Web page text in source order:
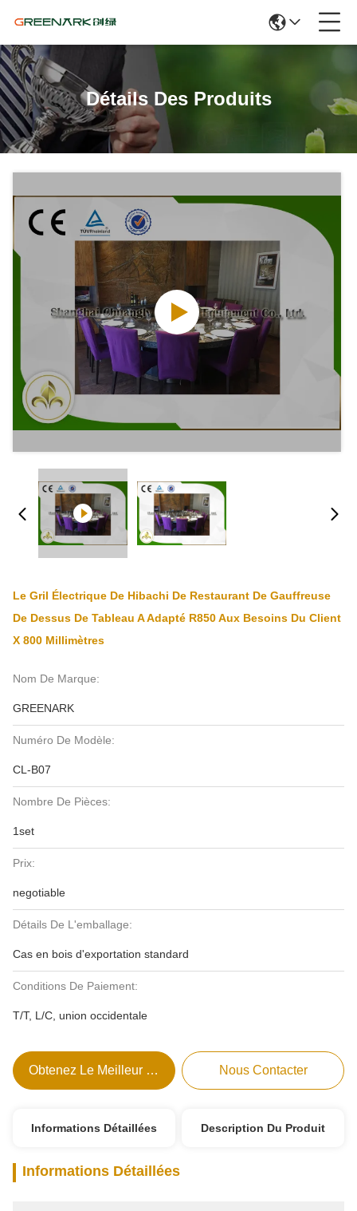
Détails Des Produits
Le Gril Électrique De Hibachi De Restaurant De Gauffreuse
De Dessus De Tableau A Adapté R850 Aux Besoins Du Client
X 800 Millimètres
Nom De Marque:
GREENARK
Numéro De Modèle:
CL-B07
Nombre De Pièces:
1set
Prix:
negotiable
Détails De L'emballage:
Cas en bois d'exportation standard
Conditions De Paiement:
T/T, L/C, union occidentale
Obtenez Le Meilleur Prix Nous Contacter
Informations Détaillées Description Du Produit
Informations Détaillées